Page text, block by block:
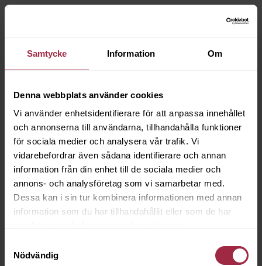
Samtycke Information Om
Denna webbplats använder cookies
Vi använder enhetsidentifierare för att anpassa innehållet
och annonserna till användarna, tillhandahålla funktioner
för sociala medier och analysera vår trafik. Vi
vidarebefordrar även sådana identifierare och annan
information från din enhet till de sociala medier och
annons- och analysföretag som vi samarbetar med.
Dessa kan i sin tur kombinera informationen med annan
information som du har tillhandahållit eller som de har
Nödvändig